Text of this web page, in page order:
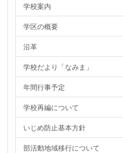
学校案内
学区の概要
沿革
学校だより「なみま」
年間行事予定
学校再編について
いじめ防止基本方針
部活動地域移行について